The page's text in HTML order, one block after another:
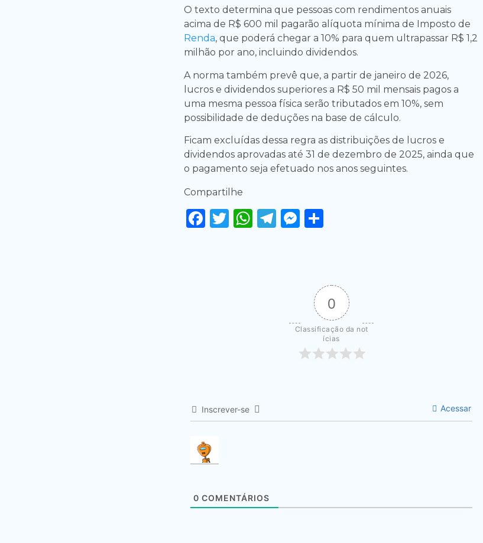
O texto determina que pessoas com rendimentos anuais
acima de R$ 600 mil pagarão alíquota mínima de Imposto de
Renda, que poderá chegar a 10% para quem ultrapassar R$ 1,2
milhão por ano, incluindo dividendos.
A norma também prevê que, a partir de janeiro de 2026,
lucros e dividendos superiores a R$ 50 mil mensais pagos a
uma mesma pessoa física serão tributados em 10%, sem
possibilidade de deduções na base de cálculo.
Ficam excluídas dessa regra as distribuições de lucros e
dividendos aprovadas até 31 de dezembro de 2025, ainda que
o pagamento seja efetuado nos anos seguintes.
Compartilhe
Facebook
Twitter
WhatsApp
Telegram
Messenger
0
Classificação da not
ícias
Inscrever-se Acessar
0 COMENTÁRIOS